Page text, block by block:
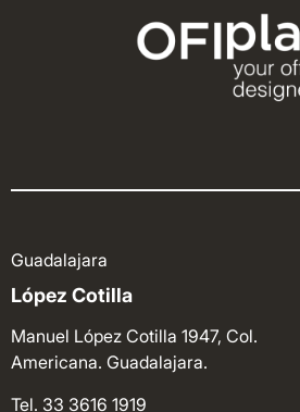
Guadalajara
López Cotilla
Manuel López Cotilla 1947, Col.
Americana. Guadalajara.
Tel. 33 3616 1919